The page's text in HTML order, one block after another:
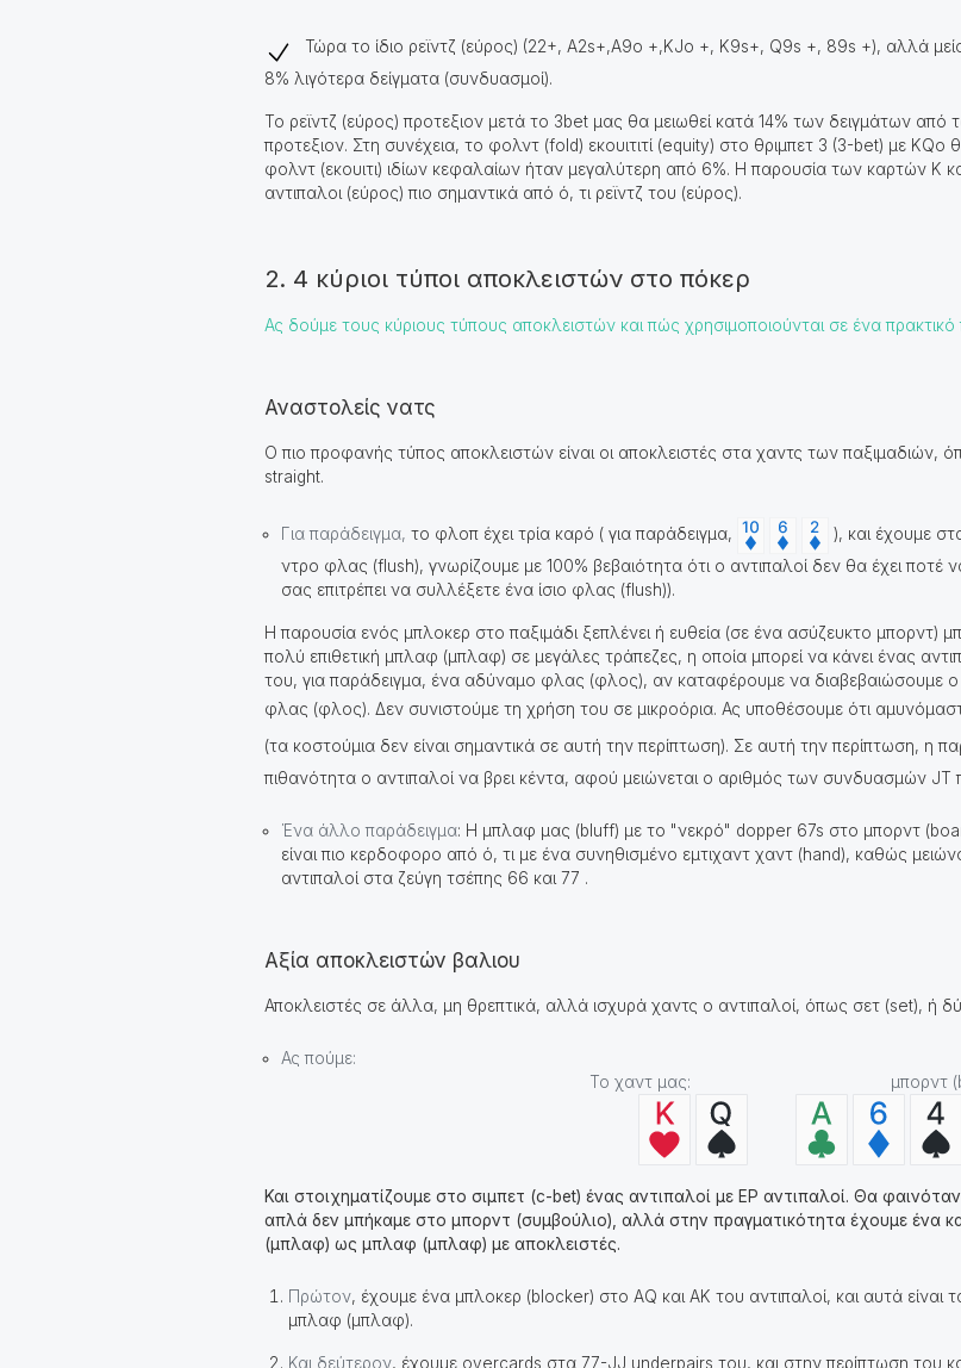
Τώρα το ίδιο ρεϊντζ (εύρος) (22+, A2s+,A9o +,KJo +, K9s+, Q9s +, 89s +), αλλά
8% λιγότερα δείγματα (συνδυασμοί).
Το ρεϊντζ (εύρος) προτεξιον μετά το 3bet μας θα μειωθεί κατά 14% των δειγμάτων
προτεξιον. Στη συνέχεια, το φολντ (fold) εκουιτιτί (equity) στο θριμπετ 3 (3-bet) με KQo
φολντ (εκουιτι) ιδίων κεφαλαίων ήταν μεγαλύτερη από 6%. Η παρουσία των καρτών K
αντιπαλοι (εύρος) πιο σημαντικά από ό, τι ρεϊντζ του (εύρος).
2. 4 κύριοι τύποι αποκλειστών στο πόκερ
Ας δούμε τους κύριους τύπους αποκλειστών και πώς χρησιμοποιούνται σε ένα πρακτικό
Αναστολείς νατς
Ο πιο προφανής τύπος αποκλειστών είναι οι αποκλειστές στα χαντς των
straight.
Για παράδειγμα, το φλοπ έχει τρία καρό ( για παράδειγμα, ), και έχουμε
ντρο φλας (flush), γνωρίζουμε με 100% βεβαιότητα ότι ο αντιπαλοί δεν θα έχει
σας επιτρέπει να συλλέξετε ένα ίσιο φλας (flush)).
Η παρουσία ενός μπλοκερ στο παξιμάδι ξεπλένει ή ευθεία (σε ένα ασύζευκτο μπορντ)
πολύ επιθετική μπλαφ (μπλαφ) σε μεγάλες τράπεζες, η οποία μπορεί να κάνει ένας
του, για παράδειγμα, ένα αδύναμο φλας (φλος), αν καταφέρουμε να διαβεβαιώσουμε ο
φλας (φλος). Δεν συνιστούμε τη χρήση του σε μικροόρια. Ας υποθέσουμε ότι
(τα κοστούμια δεν είναι σημαντικά σε αυτή την περίπτωση). Σε αυτή την περίπτωση, η
πιθανότητα ο αντιπαλοί να βρει κέντα, αφού μειώνεται ο αριθμός των συνδυασμών JT
Ένα άλλο παράδειγμα: Η μπλαφ μας (bluff) με το "νεκρό" dopper 67s στο μπορντ
είναι πιο κερδοφορο από ό, τι με ένα συνηθισμένο εμτιχαντ χαντ (hand), καθώς
αντιπαλοί στα ζεύγη τσέπης 66 και 77 .
Αξία αποκλειστών βαλιου
Αποκλειστές σε άλλα, μη θρεπτικά, αλλά ισχυρά χαντς ο αντιπαλοί, όπως σετ (set), ή
Ας πούμε:
Το χαντ μας: μπορντ
Και στοιχηματίζουμε στο σιμπετ (c-bet) ένας αντιπαλοί με EP αντιπαλοί. Θα
απλά δεν μπήκαμε στο μπορντ (συμβούλιο), αλλά στην πραγματικότητα έχουμε ένα
(μπλαφ) ως μπλαφ (μπλαφ) με αποκλειστές.
Πρώτον, έχουμε ένα μπλοκερ (blocker) στο AQ και AK του αντιπαλοί, και αυτά
μπλαφ (μπλαφ).
Και δεύτερον, έχουμε overcards στα 77-JJ underpairs του, και στην περίπτωση του